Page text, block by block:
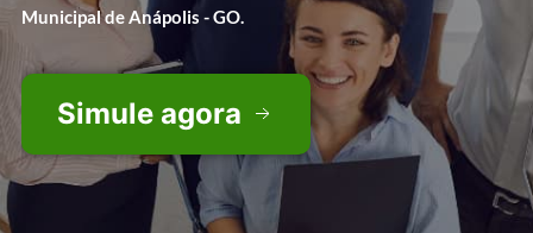
Municipal de Anápolis - GO.
Simule agora